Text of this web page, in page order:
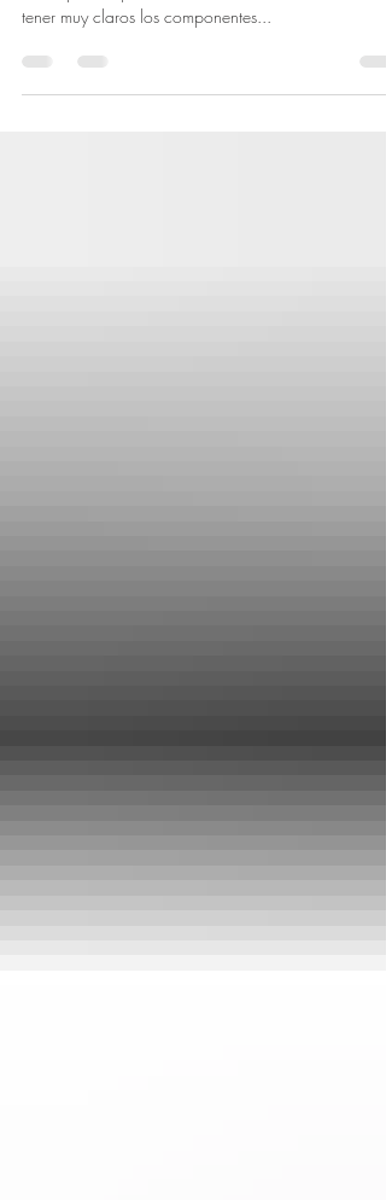
La estructura de costos es fundamental para tener una
tener muy claros los componentes...